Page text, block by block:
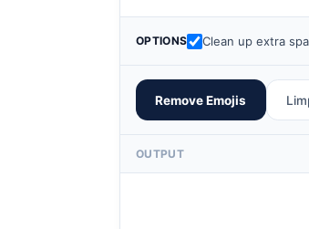
OPTIONS Clean up extra
Remove Emojis
OUTPUT